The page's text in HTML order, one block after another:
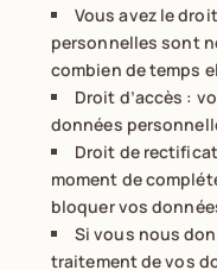
Vous avez le
personnelles sont
combien de temps
Droit d’accès :
données
Droit de
moment de
bloquer vos
Si vous nous
traitement de vos